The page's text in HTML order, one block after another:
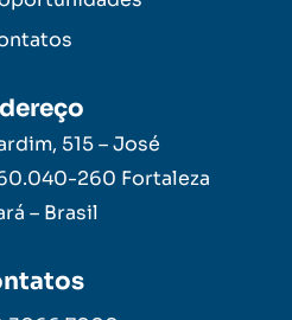
515 – José
260 Fortaleza
– Brasil